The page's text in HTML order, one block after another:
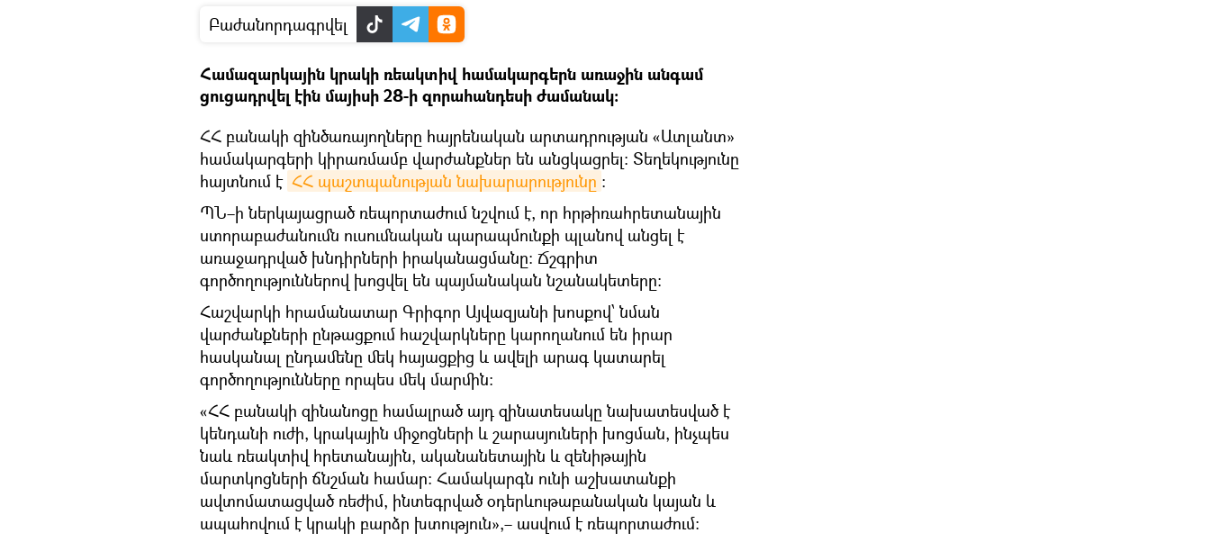
Բաժանորդագրվել
Համազարկային կրակի ռեակտիվ համակարգերն առաջին անգամ
ցուցադրվել էին մայիսի 28-ի զորահանդեսի ժամանակ։
ՀՀ բանակի զինծառայողները հայրենական արտադրության «Ատլանտ»
համակարգերի կիրառմամբ վարժանքներ են անցկացրել։ Տեղեկությունը
հայտնում է ՀՀ պաշտպանության նախարարությունը ։
ՊՆ–ի ներկայացրած ռեպորտաժում նշվում է, որ հրթիռահրետանային
ստորաբաժանումն ուսումնական պարապմունքի պլանով անցել է
առաջադրված խնդիրների իրականացմանը։ Ճշգրիտ
գործողություններով խոցվել են պայմանական նշանակետերը։
Հաշվարկի հրամանատար Գրիգոր Այվազյանի խոսքով՝ նման
վարժանքների ընթացքում հաշվարկները կարողանում են իրար
հասկանալ ընդամենը մեկ հայացքից և ավելի արագ կատարել
գործողությունները որպես մեկ մարմին։
«ՀՀ բանակի զինանոցը համալրած այդ զինատեսակը նախատեսված է
կենդանի ուժի, կրակային միջոցների և շարասյուների խոցման, ինչպես
նաև ռեակտիվ հրետանային, ականանետային և զենիթային
մարտկոցների ճնշման համար։ Համակարգն ունի աշխատանքի
ավտոմատացված ռեժիմ, ինտեգրված օդերևութաբանական կայան և
ապահովում է կրակի բարձր խտություն»,– ասվում է ռեպորտաժում։